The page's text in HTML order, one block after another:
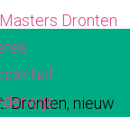
Dronten
Dronten, nieuw